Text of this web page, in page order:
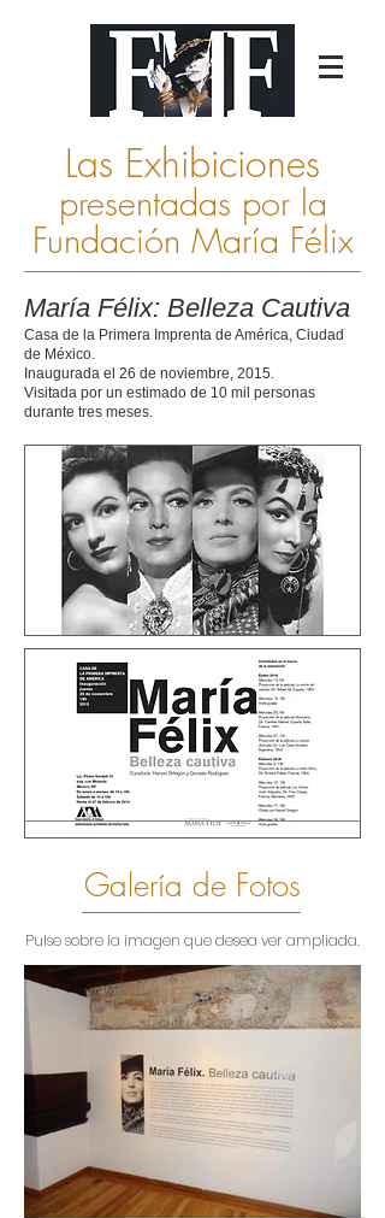
Las Exhibiciones
presentadas por la
Fundación María Félix
María Félix: Belleza Cautiva
Casa de la Primera Imprenta de América, Ciudad
de México.
Inaugurada el 26 de noviembre, 2015.
Visitada por un estimado de 10 mil personas
durante tres meses.
Galería de Fotos
Pulse sobre la imagen que desea ver ampliada.